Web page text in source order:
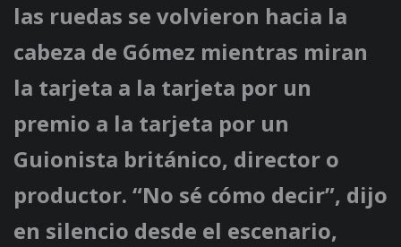
las ruedas se volvieron hacia la
cabeza de Gómez mientras miran
la tarjeta a la tarjeta por un
premio a la tarjeta por un
Guionista británico, director o
productor. “No sé cómo decir”, dijo
en silencio desde el escenario,